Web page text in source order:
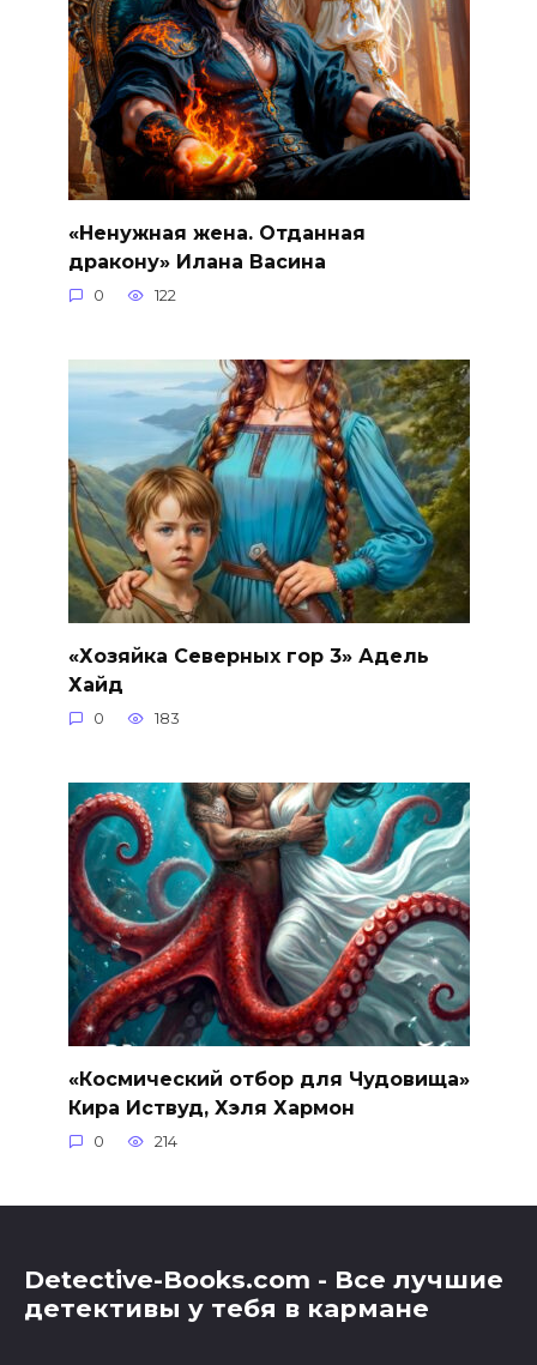
«Ненужная жена. Отданная
дракону» Илана Васина
0 122
«Хозяйка Северных гор 3» Адель
Хайд
0 183
«Космический отбор для Чудовища»
Кира Иствуд, Хэля Хармон
0 214
Detective-Books.com - Все лучшие
детективы у тебя в кармане